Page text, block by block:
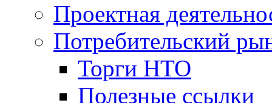
Проектная
Потребительский
Торги НТО
Полезные ссылки